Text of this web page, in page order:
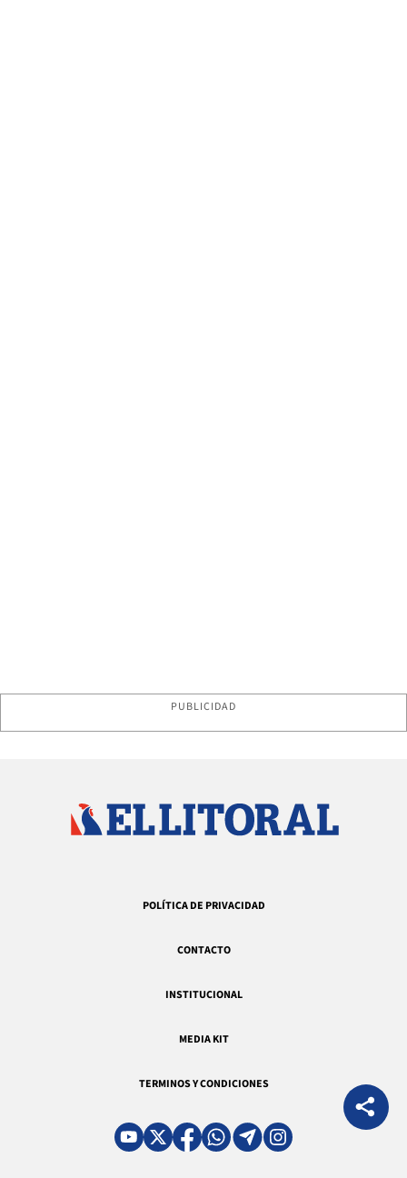
PUBLICIDAD
POLÍTICA DE PRIVACIDAD
CONTACTO
INSTITUCIONAL
MEDIA KIT
TERMINOS Y CONDICIONES